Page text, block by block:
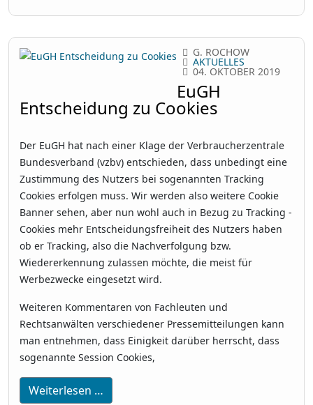
G. ROCHOW
AKTUELLES
04. OKTOBER 2019
EuGH
Entscheidung zu Cookies
Der EuGH hat nach einer Klage der Verbraucherzentrale
Bundesverband (vzbv) entschieden, dass unbedingt eine
Zustimmung des Nutzers bei sogenannten Tracking
Cookies erfolgen muss. Wir werden also weitere Cookie
Banner sehen, aber nun wohl auch in Bezug zu Tracking -
Cookies mehr Entscheidungsfreiheit des Nutzers haben
ob er Tracking, also die Nachverfolgung bzw.
Wiedererkennung zulassen möchte, die meist für
Werbezwecke eingesetzt wird.
Weiteren Kommentaren von Fachleuten und
Rechtsanwälten verschiedener Pressemitteilungen kann
man entnehmen, dass Einigkeit darüber herrscht, dass
sogenannte Session Cookies,
Weiterlesen …